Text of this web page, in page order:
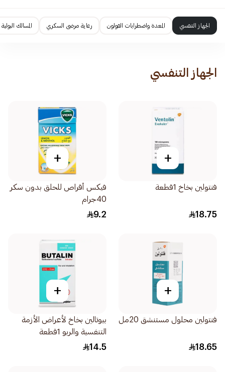
الجهاز التنفسي المعدة واضطرابات القولون رعاية مرضى السكري المسالك البولية
الجهاز التنفسي
+
فنتولين بخاخ 1قطعة
18.75
+
فيكس أقراص للحلق بدون سكر
40جرام
9.2
+
فنتولين محلول مستنشق 20مل
18.65
+
بيوتالين بخاخ لأعراض الأزمة
التنفسية والربو 1قطعة
14.5